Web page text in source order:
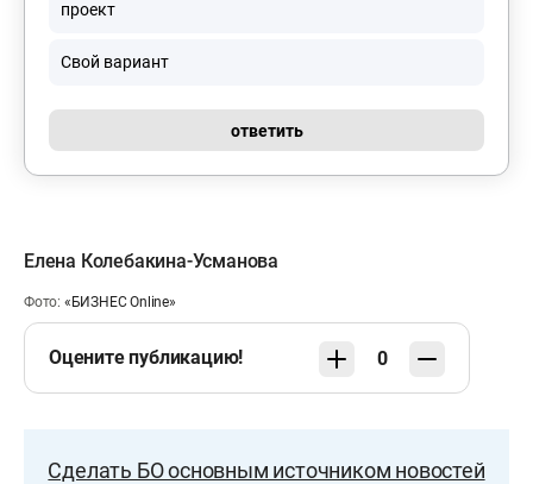
проект
Свой вариант
ответить
Елена Колебакина-Усманова
Фото: «БИЗНЕС Online»
Оцените публикацию! 0
Сделать БО основным источником новостей